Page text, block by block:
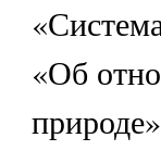
«Об